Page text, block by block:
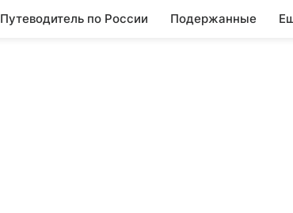
Путеводитель по России Подержанные